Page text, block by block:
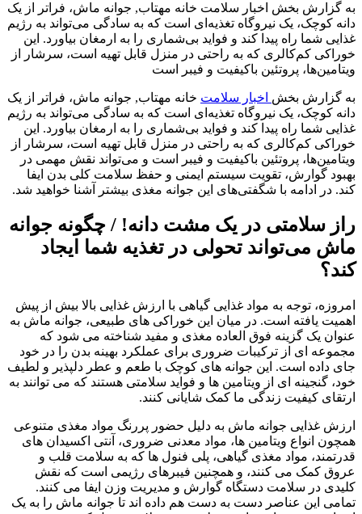
به گزارش بخش اخبار سلامت خانه مهتاب, جوانه ماش، فراتر از یک
دانه کوچک، یک نیروگاه تغذیه‌ای است که به سادگی می‌تواند به رژیم
غذایی شما راه پیدا کند و فواید بی‌شماری را به ارمغان بیاورد. این
خوراکی کم‌کالری که به راحتی در منزل قابل تهیه است، سرشار از
ویتامین‌ها، پروتئین باکیفیت و فیبر است
به گزارش بخش اخبار سلامت خانه مهتاب, جوانه ماش، فراتر از یک
دانه کوچک، یک نیروگاه تغذیه‌ای است که به سادگی می‌تواند به رژیم
غذایی شما راه پیدا کند و فواید بی‌شماری را به ارمغان بیاورد. این
خوراکی کم‌کالری که به راحتی در منزل قابل تهیه است، سرشار از
ویتامین‌ها، پروتئین باکیفیت و فیبر است و می‌تواند نقش مهمی در
بهبود گوارش، تقویت سیستم ایمنی و حفظ سلامت کلی بدن ایفا
کند. در ادامه با شگفتی‌های این جوانه مغذی بیشتر آشنا خواهید شد.
راز سلامتی در یک مشت دانه! / چگونه جوانه
ماش می‌تواند تحولی در تغذیه شما ایجاد
کند؟
امروزه، توجه به مواد غذایی گیاهی با ارزش غذایی بالا بیش از پیش
اهمیت یافته است. در میان این خوراکی های طبیعی، جوانه ماش به
عنوان یک گزینه فوق العاده مغذی و مفید شناخته می شود که
مجموعه ای از ترکیبات ضروری برای عملکرد بهینه بدن را در خود
جای داده است. این جوانه های کوچک با طعم و عطر دلپذیر و لطیف
خود، گنجینه ای از ویتامین ها و فواید سلامتی هستند که می توانند به
ارتقای کیفیت زندگی ما کمک شایانی کنند.
ارزش غذایی جوانه ماش به دلیل حضور پررنگ مواد مغذی متنوعی
همچون انواع ویتامین ها، مواد معدنی ضروری، آنتی اکسیدان های
قدرتمند، مواد مغذی گیاهی، پلی فنول ها که به سلامت قلب و
عروق کمک می کنند، و همچنین فیبرهای رژیمی است که نقش
کلیدی در سلامت دستگاه گوارش و مدیریت وزن ایفا می کنند.
تمامی این عناصر دست به دست هم داده اند تا جوانه ماش را به یک